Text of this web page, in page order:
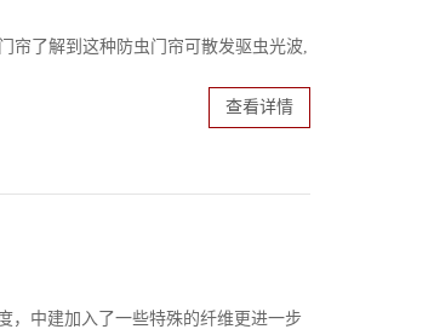
帘了解到这种防虫门帘可散发驱虫光波,
查看详情
，中建加入了一些特殊的纤维更进一步